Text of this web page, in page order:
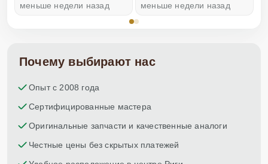
меньше недели назад меньше недели назад
Почему выбирают нас
Опыт с 2008 года
Сертифицированные мастера
Оригинальные запчасти и качественные аналоги
Честные цены без скрытых платежей